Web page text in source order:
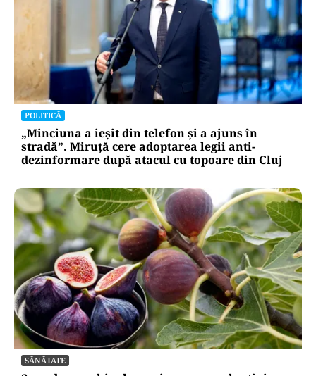
POLITICĂ
„Minciuna a ieșit din telefon și a ajuns în
stradă”. Miruță cere adoptarea legii anti-
dezinformare după atacul cu topoare din Cluj
SĂNĂTATE